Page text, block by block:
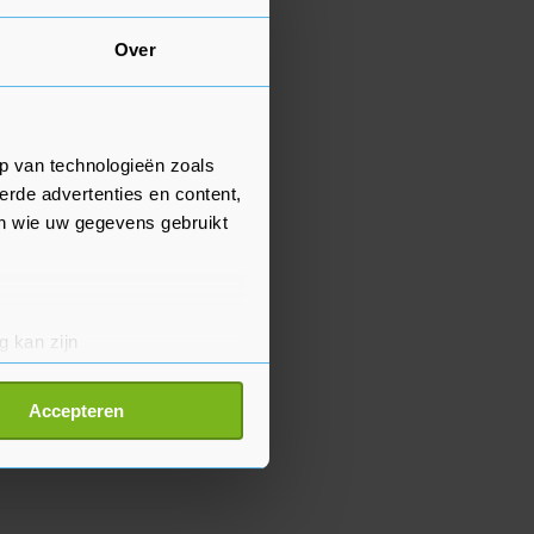
Over
van technologieën zoals
advertenties en content,
wie uw gegevens gebruikt
kan zijn
detailgedeelte
Accepteren